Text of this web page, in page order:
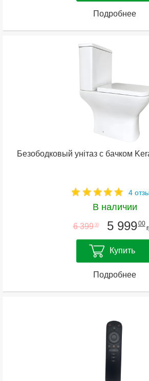
Подробнее
Безободковый унітаз с бачком
4
В наличии
6 399 00 5 99900
Купить
Подробнее